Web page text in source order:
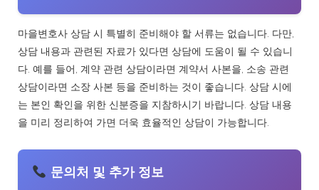
마을변호사 상담 시 특별히 준비해야 할 서류는 없습니다. 다만,
상담 내용과 관련된 자료가 있다면 상담에 도움이 될 수 있습니
다. 예를 들어, 계약 관련 상담이라면 계약서 사본을, 소송 관련
상담이라면 소장 사본 등을 준비하는 것이 좋습니다. 상담 시에
는 본인 확인을 위한 신분증을 지참하시기 바랍니다. 상담 내용
을 미리 정리하여 가면 더욱 효율적인 상담이 가능합니다.
문의처 및 추가 정보